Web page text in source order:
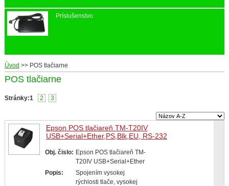
Príslušenstvo
Úvod >> POS tlačiarne
POS tlačiarne
Stránky:1 2 3
Epson POS tlačiareň TM-T20IV
USB+Serial+Ether,PS,Blk,EU, RS-232
Obj. čislo: Epson POS tlačiareň TM-
T20IV USB+Serial+Ether
Popis:
Spojením vysokej
rýchlosti tlače, vysokej